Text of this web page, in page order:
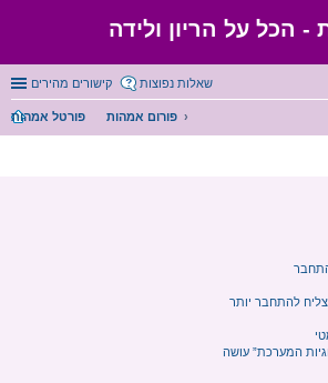
- הכל על הריון ולידה
קישורים מהירים שאלות נפוצות
פורטל אמהות
פורום אמהות